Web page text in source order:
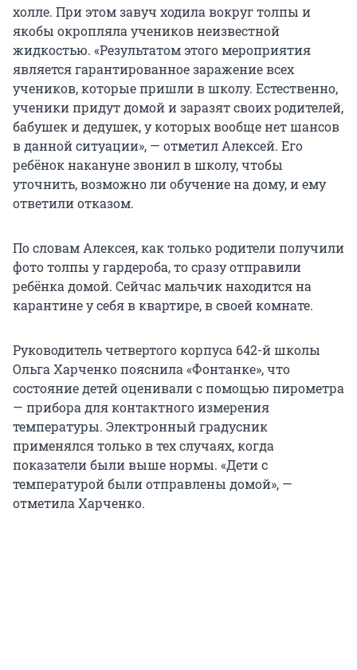
холле. При этом завуч ходила вокруг толпы и
якобы окропляла учеников неизвестной
жидкостью. «Результатом этого мероприятия
является гарантированное заражение всех
учеников, которые пришли в школу. Естественно,
ученики придут домой и заразят своих родителей,
бабушек и дедушек, у которых вообще нет шансов
в данной ситуации», — отметил Алексей. Его
ребёнок накануне звонил в школу, чтобы
уточнить, возможно ли обучение на дому, и ему
ответили отказом.
По словам Алексея, как только родители получили
фото толпы у гардероба, то сразу отправили
ребёнка домой. Сейчас мальчик находится на
карантине у себя в квартире, в своей комнате.
Руководитель четвертого корпуса 642-й школы
Ольга Харченко пояснила «Фонтанке», что
состояние детей оценивали с помощью пирометра
— прибора для контактного измерения
температуры. Электронный градусник
применялся только в тех случаях, когда
показатели были выше нормы. «Дети с
температурой были отправлены домой», —
отметила Харченко.